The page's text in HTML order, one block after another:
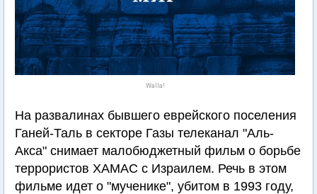
Walla!
На развалинах бывшего еврейского поселения
Ганей-Таль в секторе Газы телеканал "Аль-
Акса" снимает малобюджетный фильм о борьбе
террористов ХАМАС с Израилем. Речь в этом
фильме идет о "мученике", убитом в 1993 году,